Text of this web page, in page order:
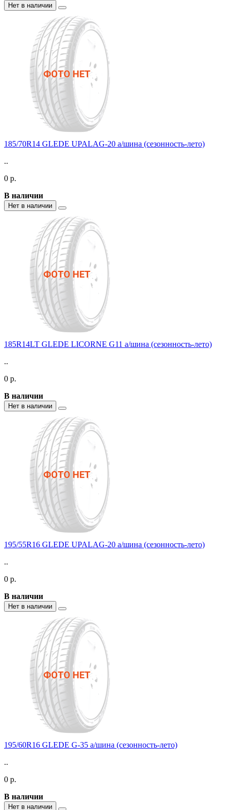
Нет в наличии
185/70R14 GLEDE UPALAG-20 а/шина (сезонность-лето)
..
0 р.
В наличии
Нет в наличии
185R14LT GLEDE LICORNE G11 а/шина (сезонность-лето)
..
0 р.
В наличии
Нет в наличии
195/55R16 GLEDE UPALAG-20 а/шина (сезонность-лето)
..
0 р.
В наличии
Нет в наличии
195/60R16 GLEDE G-35 а/шина (сезонность-лето)
..
0 р.
В наличии
Нет в наличии